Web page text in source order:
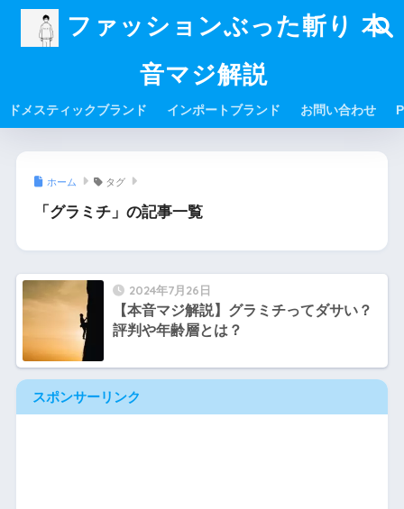
ファッションぶった斬り 本
音マジ解説
ドメスティックブランド インポートブランド お問い合わせ
ホーム タグ
「グラミチ」の記事一覧
2024年7月26日
【本音マジ解説】グラミチってダサい？
評判や年齢層とは？
スポンサーリンク